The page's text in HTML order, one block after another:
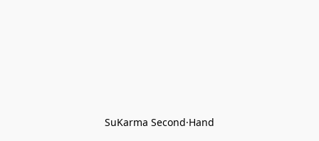
SuKarma Second·Hand